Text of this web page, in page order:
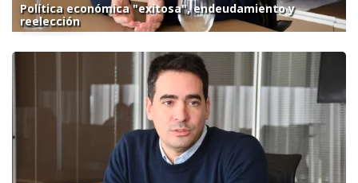
Política económica "exitosa", endeudamiento y
reelección